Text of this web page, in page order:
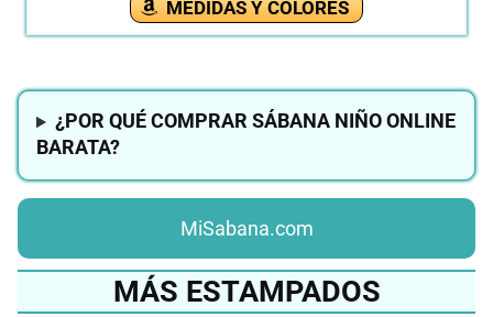
MEDIDAS Y COLORES
¿POR QUÉ COMPRAR SÁBANA NIÑO ONLINE
BARATA?
MiSabana.com
MÁS ESTAMPADOS